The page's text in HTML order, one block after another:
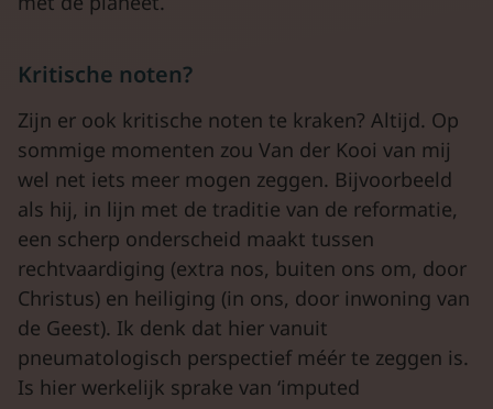
Kritische noten?
Zijn er ook kritische noten te kraken? Altijd. Op
sommige momenten zou Van der Kooi van mij
wel net iets meer mogen zeggen. Bijvoorbeeld
als hij, in lijn met de traditie van de reformatie,
een scherp onderscheid maakt tussen
rechtvaardiging (extra nos, buiten ons om, door
Christus) en heiliging (in ons, door inwoning van
de Geest). Ik denk dat hier vanuit
pneumatologisch perspectief méér te zeggen is.
Is hier werkelijk sprake van ‘imputed